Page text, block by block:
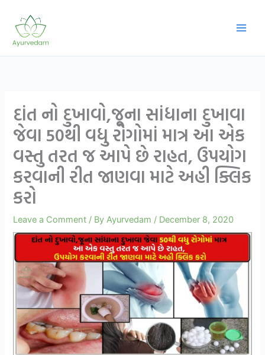
content
દાંત નો દુખાવો,જૂના સાંધાના દુખાવા
જેવા 50થી વધુ રોગોમાં માત્ર આ એક
વસ્તુ તરત જ આપે છે રાહત, ઉપયોગ
કરવાની રીત જાણવા માટે અહી ક્લિક
કરો
Leave a Comment / ByAyurvedam / December 8, 2020